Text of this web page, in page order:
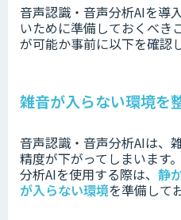
音声認識・音声分析AIを導
いために準備しておくべき
が可能か事前に以下を確認
雑音が入らない環境を
音声認識・音声分析AIは、
精度が下がってしまいます。
分析AIを使用する際は、 静
が入らない環境を準備して